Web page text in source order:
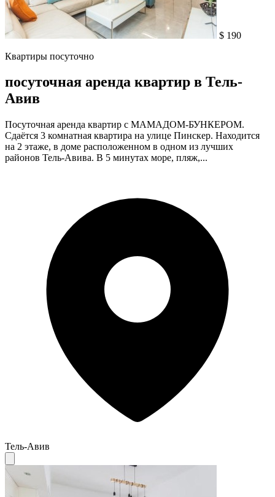
$ 190
Квартиры посуточно
посуточная аренда квартир в Тель-
Авив
Посуточная аренда квартир с МАМАДОМ-БУНКЕРОМ.
Сдаётся 3 комнатная квартира на улице Пинскер. Находится
на 2 этаже, в доме расположенном в одном из лучших
районов Тель-Авива. В 5 минутах море, пляж,...
Тель-Авив